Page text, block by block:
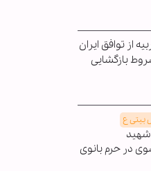
از توافق ایران
بازگشایی
بیتی ع
در حرم بانوی